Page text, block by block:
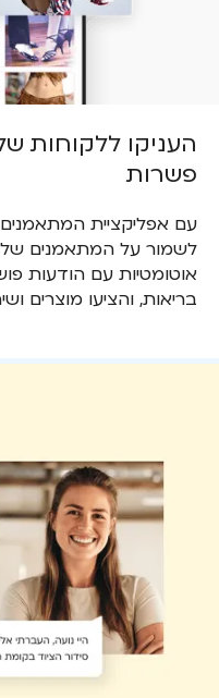
העניקו ללקוחות
פשרות
עם אפליקציית
לשמור על המתאמנים
אוטומטיות עם הודעות
בריאות, והציעו מוצרים